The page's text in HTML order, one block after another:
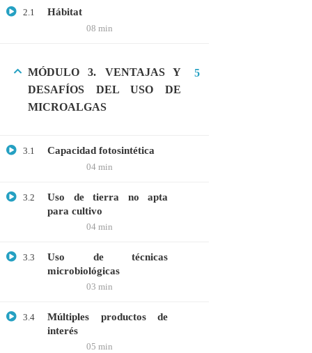
2.1 Hábitat
08 min
MÓDULO 3. VENTAJAS Y
DESAFÍOS DEL USO DE
MICROALGAS
5
3.1 Capacidad fotosintética
04 min
3.2
Uso de tierra no apta
para cultivo
04 min
3.3
Uso de técnicas
microbiológicas
03 min
3.4
Múltiples productos de
interés
05 min
Webinar: Introducción a las Microalgas
$10.00
+51901763623